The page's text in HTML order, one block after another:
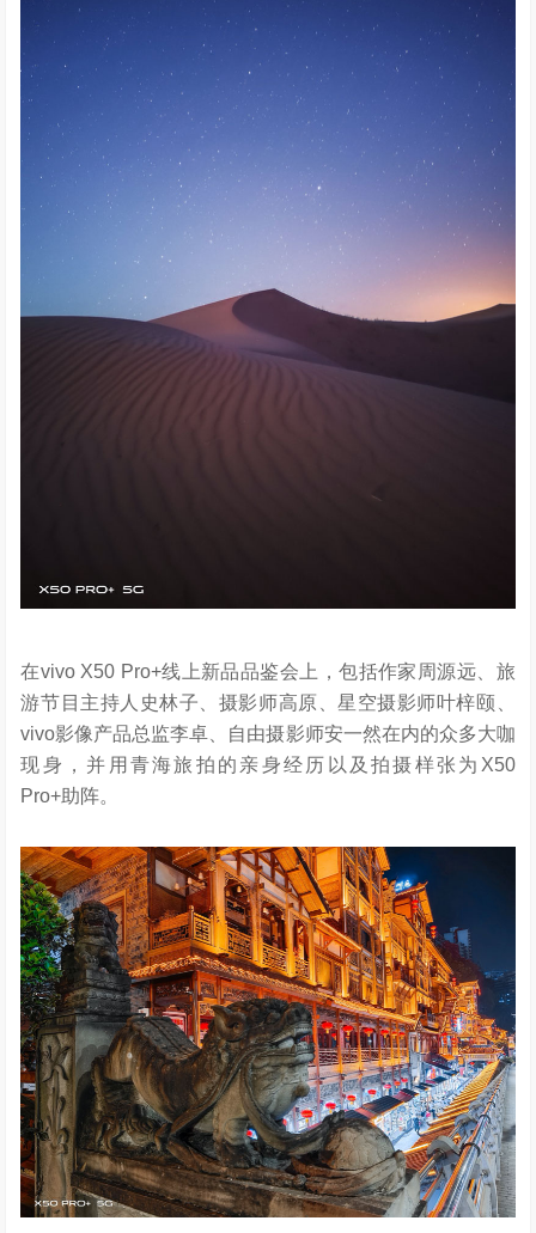
在vivo X50 Pro+线上新品品鉴会上，包括作家周源远、旅
游节目主持人史林子、摄影师高原、星空摄影师叶梓颐、
vivo影像产品总监李卓、自由摄影师安一然在内的众多大咖
现身，并用青海旅拍的亲身经历以及拍摄样张为X50
Pro+助阵。